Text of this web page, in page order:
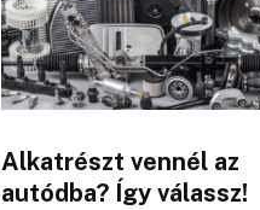
Alkatrészt vennél az
autódba? Így válassz!